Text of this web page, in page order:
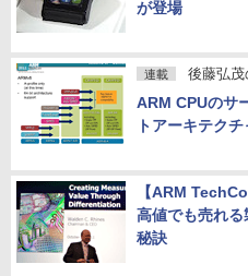
が登場
連載 後藤弘
ARM CPUのサ
トアーキテク
【ARM
高値でも売れ
秘訣